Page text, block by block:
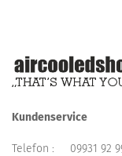
Kundenservice
Telefon : 09931 92